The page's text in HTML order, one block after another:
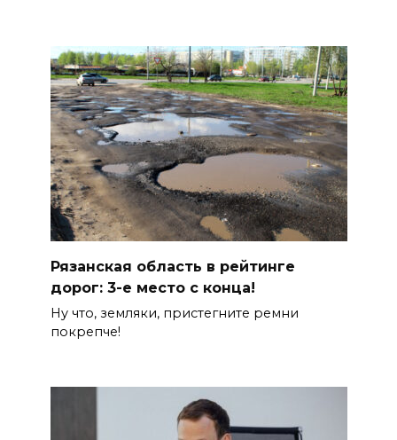
Рязанская область в рейтинге
дорог: 3-е место с конца!
Ну что, земляки, пристегните ремни
покрепче!